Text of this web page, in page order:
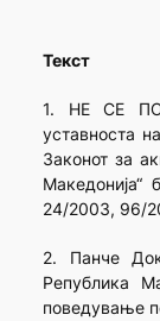
Текст
1. НЕ СЕ
уставноста
Законот за
24/2003, 96/
2. Панче
Република
поведување